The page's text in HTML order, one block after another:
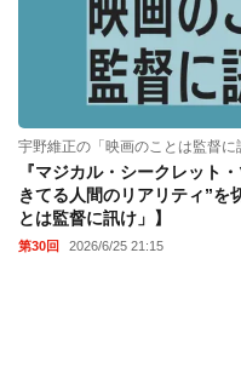
宇野維正の「映画のことは監督に
『マジカル・シークレット
きてる人間のリアリティ”を
とは監督に訊け」】
第30回 2026/6/25 21:15